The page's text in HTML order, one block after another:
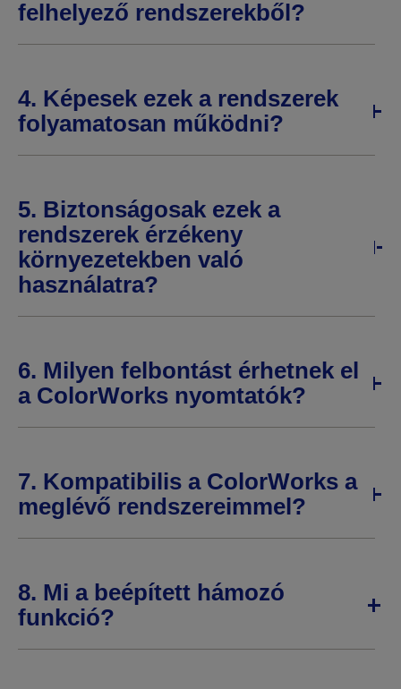
felhelyező rendszerekből?
4. Képesek ezek a rendszerek
folyamatosan működni?
5. Biztonságosak ezek a
rendszerek érzékeny
környezetekben való
használatra?
6. Milyen felbontást érhetnek el
a ColorWorks nyomtatók?
7. Kompatibilis a ColorWorks a
meglévő rendszereimmel?
8. Mi a beépített hámozó
funkció?